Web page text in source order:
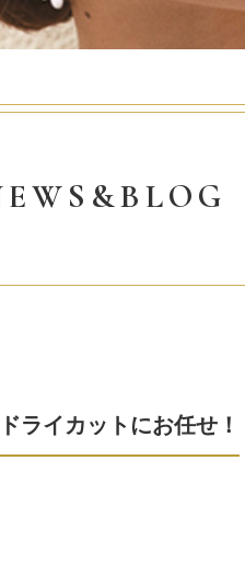
ライカットにお任せ！